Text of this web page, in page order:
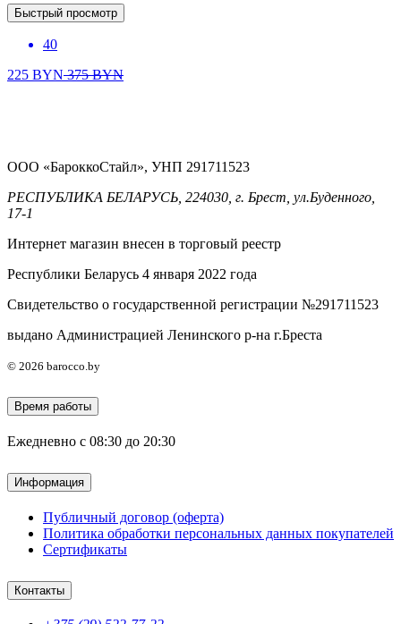
Быстрый просмотр
40
225 BYN375BYN
ООО «БароккоСтайл», УНП 291711523
РЕСПУБЛИКА БЕЛАРУСЬ, 224030, г. Брест, ул.Буденного,
17-1
Интернет магазин внесен в торговый реестр
Республики Беларусь 4 января 2022 года
Свидетельство о государственной регистрации №291711523
выдано Администрацией Ленинского р-на г.Бреста
© 2026 barocco.by
Время работы
Ежедневно с 08:30 до 20:30
Информация
Публичный договор (оферта)
Политика обработки персональных данных покупателей
Сертификаты
Контакты